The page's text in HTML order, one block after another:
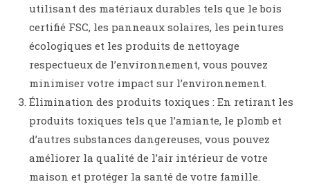
utilisant des matériaux durables tels que le bois
certifié FSC, les panneaux solaires, les peintures
écologiques et les produits de nettoyage
respectueux de l’environnement, vous pouvez
minimiser votre impact sur l’environnement.
Élimination des produits toxiques : En retirant les
produits toxiques tels que l’amiante, le plomb et
d’autres substances dangereuses, vous pouvez
améliorer la qualité de l’air intérieur de votre
maison et protéger la santé de votre famille.